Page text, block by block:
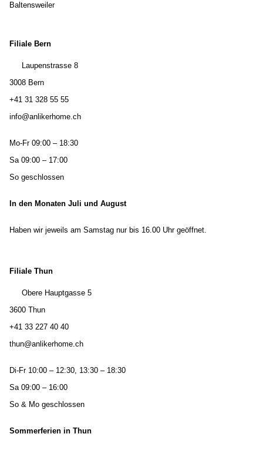
Baltensweiler
Filiale Bern
Laupenstrasse 8
3008 Bern
+41 31 328 55 55
info@anlikerhome.ch
Mo-Fr 09:00 – 18:30
Sa 09:00 – 17:00
So geschlossen
In den Monaten Juli und August
Haben wir jeweils am Samstag nur bis 16.00 Uhr geöffnet.
Filiale Thun
Obere Hauptgasse 5
3600 Thun
+41 33 227 40 40
thun@anlikerhome.ch
Di-Fr 10:00 – 12:30, 13:30 – 18:30
Sa 09:00 – 16:00
So & Mo geschlossen
Sommerferien in Thun